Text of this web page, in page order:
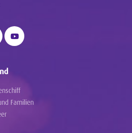
Familien